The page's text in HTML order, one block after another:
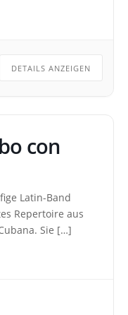
DETAILS ANZEIGEN
con
Latin-Band
Repertoire aus
Sie […]